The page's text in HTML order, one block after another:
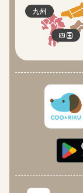
四国
九州